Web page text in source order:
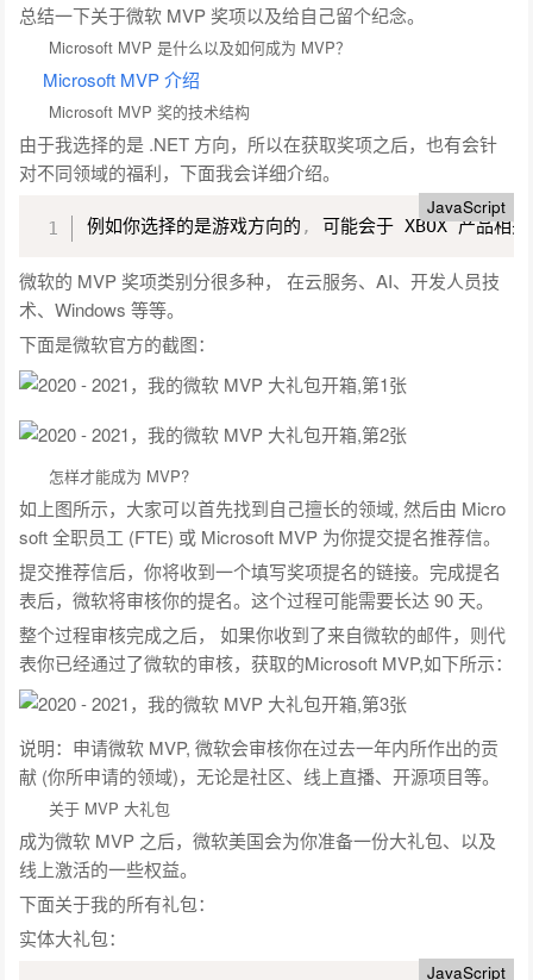
总结一下关于微软 MVP 奖项以及给自己留个纪念。
Microsoft MVP 是什么以及如何成为 MVP？
Microsoft MVP 介绍
Microsoft MVP 奖的技术结构
由于我选择的是 .NET 方向，所以在获取奖项之后，也有会针
对不同领域的福利，下面我会详细介绍。
JavaScript
例如你选择的是游戏方向的 , 可能会于 XBOX 产品相
微软的 MVP 奖项类别分很多种， 在云服务、AI、开发人员技
术、Windows 等等。
下面是微软官方的截图：
怎样才能成为 MVP?
如上图所示，大家可以首先找到自己擅长的领域, 然后由 Micro
soft 全职员工 (FTE) 或 Microsoft MVP 为你提交提名推荐信。
提交推荐信后，你将收到一个填写奖项提名的链接。完成提名
表后，微软将审核你的提名。这个过程可能需要长达 90 天。
整个过程审核完成之后， 如果你收到了来自微软的邮件，则代
表你已经通过了微软的审核，获取的Microsoft MVP,如下所示：
说明：申请微软 MVP, 微软会审核你在过去一年内所作出的贡
献 (你所申请的领域)，无论是社区、线上直播、开源项目等。
关于 MVP 大礼包
成为微软 MVP 之后，微软美国会为你准备一份大礼包、以及
线上激活的一些权益。
下面关于我的所有礼包：
实体大礼包：
JavaScript